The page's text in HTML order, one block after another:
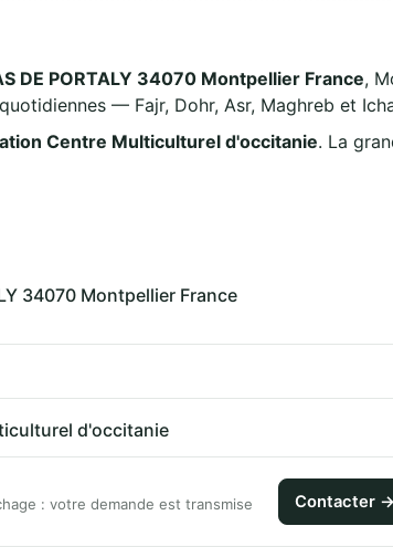
DE PORTALY 34070 Montpellier France,
— Fajr, Dohr, Asr, Maghreb et
Centre Multiculturel d'occitanie. La
34070 Montpellier France
d'occitanie
: votre demande est transmise
Contacter →